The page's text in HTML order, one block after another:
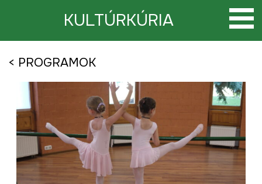
KULTÚRKÚRIA
< PROGRAMOK